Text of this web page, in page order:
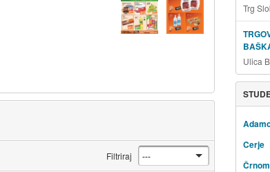
Filtriraj
Trg
Ulica
Cerje